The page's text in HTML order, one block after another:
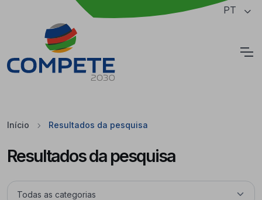
Saltar para o conteúdo principal da página PT
Início Resultados da pesquisa
Resultados da pesquisa